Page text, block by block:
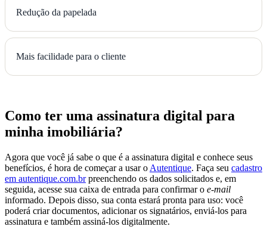
Redução da papelada
Mais facilidade para o cliente
Como ter uma assinatura digital para
minha imobiliária?
Agora que você já sabe o que é a assinatura digital e conhece seus
benefícios, é hora de começar a usar o Autentique. Faça seu cadastro
em autentique.com.brpreenchendo os dados solicitados e, em
seguida, acesse sua caixa de entrada para confirmar o e-mail
informado. Depois disso, sua conta estará pronta para uso: você
poderá criar documentos, adicionar os signatários, enviá-los para
assinatura e também assiná-los digitalmente.